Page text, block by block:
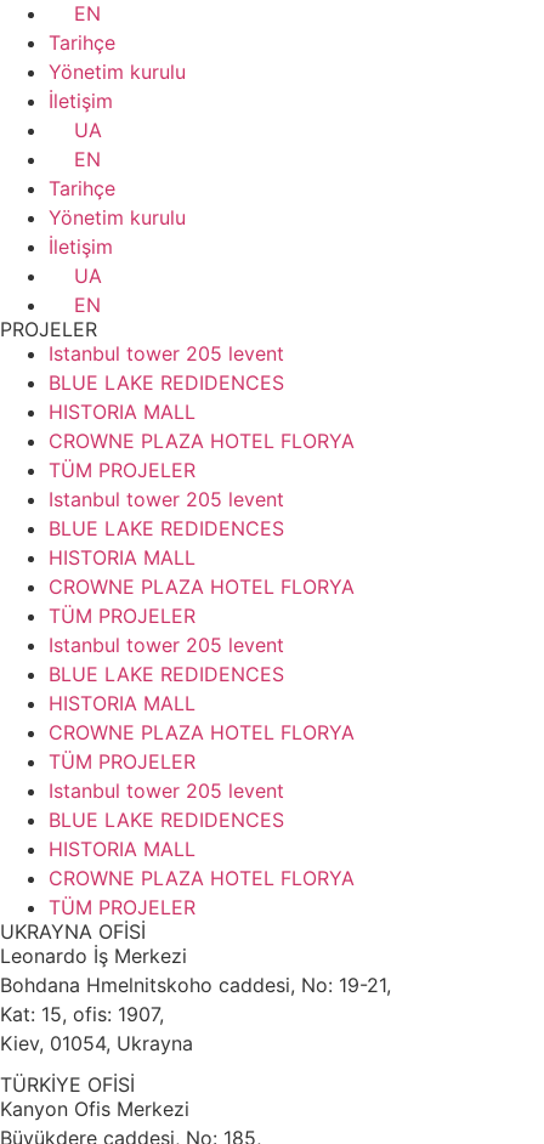
EN
Tarihçe
Yönetim kurulu
İletişim
UA
EN
Tarihçe
Yönetim kurulu
İletişim
UA
EN
PROJELER
Istanbul tower 205 levent
BLUE LAKE REDIDENCES
HISTORIA MALL
CROWNE PLAZA HOTEL FLORYA
TÜM PROJELER
Istanbul tower 205 levent
BLUE LAKE REDIDENCES
HISTORIA MALL
CROWNE PLAZA HOTEL FLORYA
TÜM PROJELER
Istanbul tower 205 levent
BLUE LAKE REDIDENCES
HISTORIA MALL
CROWNE PLAZA HOTEL FLORYA
TÜM PROJELER
Istanbul tower 205 levent
BLUE LAKE REDIDENCES
HISTORIA MALL
CROWNE PLAZA HOTEL FLORYA
TÜM PROJELER
UKRAYNA OFİSİ
Leonardo İş Merkezi
Bohdana Hmelnitskoho caddesi, No: 19-21,
Kat: 15, ofis: 1907,
Kiev, 01054, Ukrayna
TÜRKİYE OFİSİ
Kanyon Ofis Merkezi
Büyükdere caddesi, No: 185,